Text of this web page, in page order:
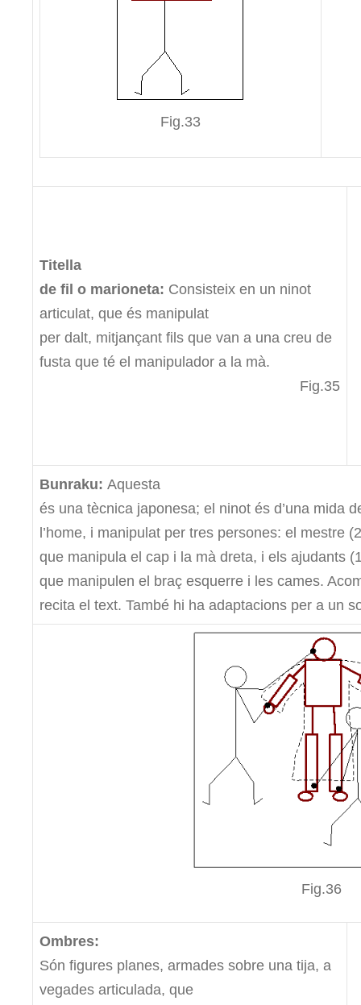
Fig.33
Titella
de fil o marioneta: Consisteix en un ninot
articulat, que és manipulat
per dalt, mitjançant fils que van a una creu de
fusta que té el manipulador a la mà.
Fig.35
Bunraku: Aquesta
és una tècnica japonesa; el ninot és d’una mida
l’home, i manipulat per tres persones: el mestre
que manipula el cap i la mà dreta, i els ajudants
que manipulen el braç esquerre i les cames.
recita el text. També hi ha adaptacions per a un
Fig.36
Ombres:
Són figures planes, armades sobre una tija, a
vegades articulada, que